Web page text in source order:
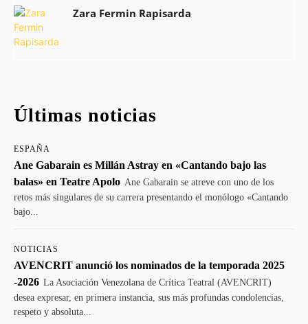
Zara Fermin Rapisarda
Últimas noticias
ESPAÑA
Ane Gabarain es Millán Astray en «Cantando bajo las
balas» en Teatre Apolo Ane Gabarain se atreve con uno de los
retos más singulares de su carrera presentando el monólogo «Cantando
bajo...
NOTICIAS
AVENCRIT anunció los nominados de la temporada 2025
-2026 La Asociación Venezolana de Crítica Teatral (AVENCRIT)
desea expresar, en primera instancia, sus más profundas condolencias,
respeto y absoluta...